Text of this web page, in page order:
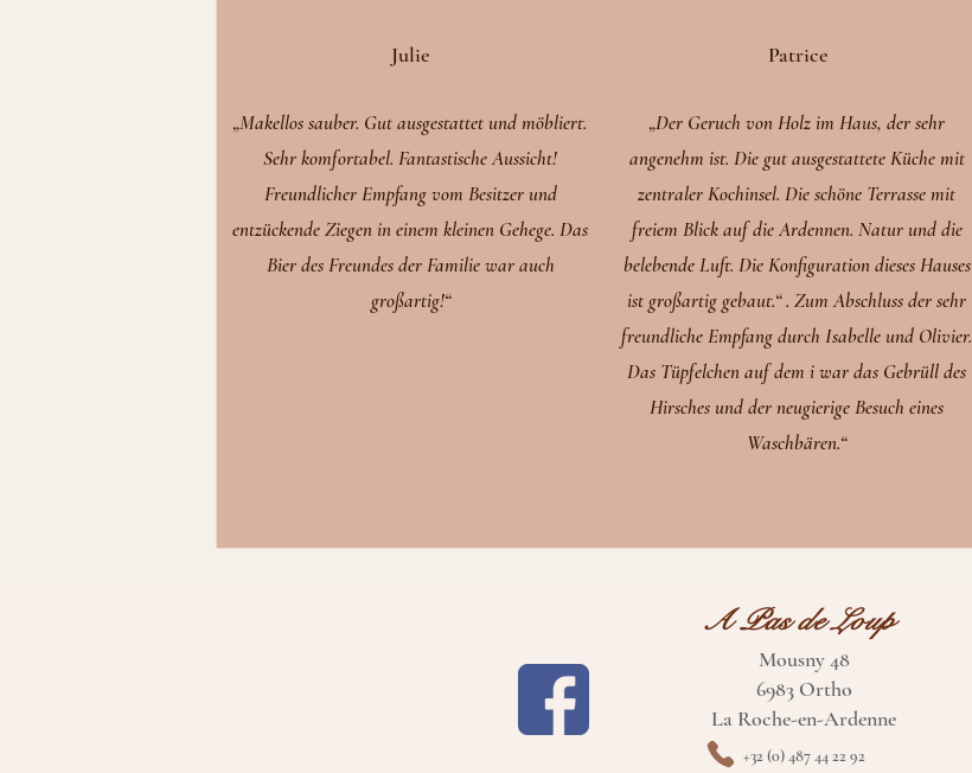
Julie
„Makellos sauber. Gut ausgestattet und möbliert.
Sehr komfortabel. Fantastische Aussicht!
Freundlicher Empfang vom Besitzer und
entzückende Ziegen in einem kleinen Gehege. Das
Bier des Freundes der Familie war auch
großartig!“
Patrice
„Der Geruch von Holz im Haus, der sehr
angenehm ist. Die gut ausgestattete Küche mit
zentraler Kochinsel. Die schöne Terrasse mit
freiem Blick auf die Ardennen. Natur und die
belebende Luft. Die Konfiguration dieses Hauses
ist großartig gebaut.“ . Zum Abschluss der sehr
freundliche Empfang durch Isabelle und Olivier.
Das Tüpfelchen auf dem i war das Gebrüll des
Hirsches und der neugierige Besuch eines
Waschbären.“
A Pas de Loup
Mousny 48
6983 Ortho
La Roche-en-Ardenne
+32 (0)487 44 22 92